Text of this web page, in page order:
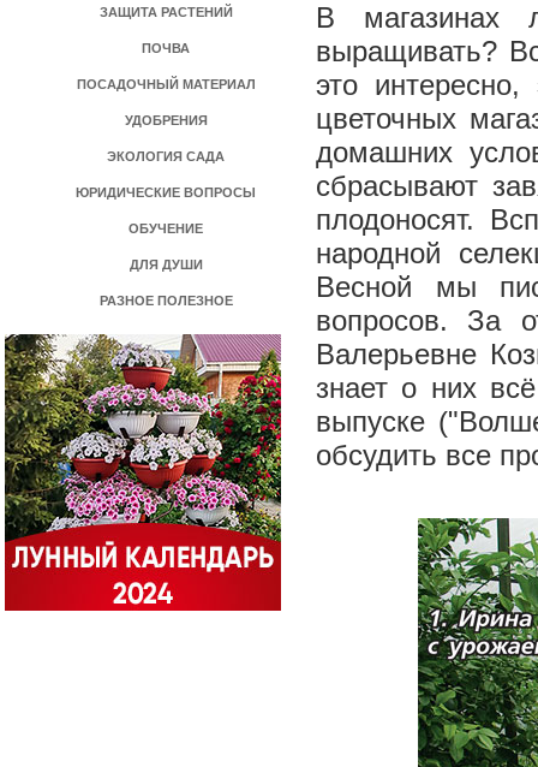
ЗАЩИТА РАСТЕНИЙ
ПОЧВА
ПОСАДОЧНЫЙ МАТЕРИАЛ
УДОБРЕНИЯ
ЭКОЛОГИЯ САДА
ЮРИДИЧЕСКИЕ ВОПРОСЫ
ОБУЧЕНИЕ
ДЛЯ ДУШИ
РАЗНОЕ ПОЛЕЗНОЕ
В магазинах
выращивать?
это
цветочных
домашних
сбрасывают
плодоносят.
народной
Весной мы
вопросов. За
Валерьевне
знает о них
выпуске
обсудить все